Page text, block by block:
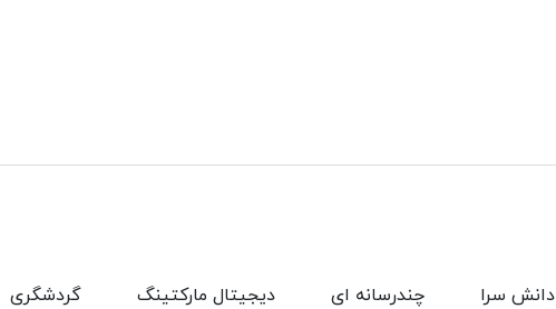
گردشگری دیجیتال مارکتینگ چندرسانه ای دانش سرا